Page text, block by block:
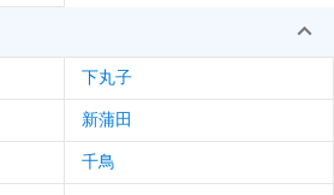
下丸子
新蒲田
千鳥